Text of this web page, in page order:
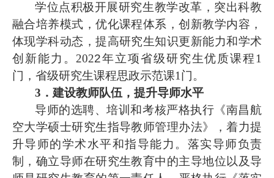
学位点积极开展研究生教学改革，突出科教
融合培养模式，优化课程体系，创新教学内容，
体现学科动态，提高研究生知识更新能力和学术
创新能力。 2022年立项省级研究生优质课程1
门，省级研究生课程思政示范课1门。
3．建设教师队伍， 提升导师水平
导师的选聘、培训和考核严格执行《南昌航
空大学硕士研究生指导教师管理办法》，着力提
升导师的学术水平和指导能力。落实导师负责
制，确立导师在研究生教育中的主导地位以及导